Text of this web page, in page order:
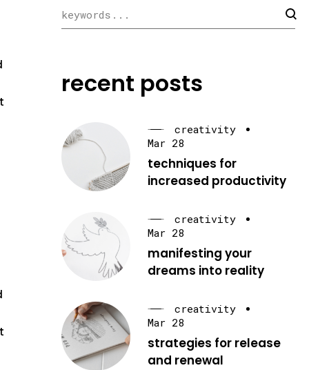
recent posts
creativity
Mar 28
techniques for
increased productivity
creativity
Mar 28
manifesting your
dreams into reality
creativity
Mar 28
strategies for release
and renewal